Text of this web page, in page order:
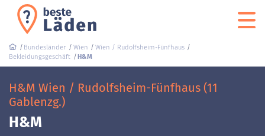
Bundesländer Wien
Wien / Rudolfsheim-Fünfhaus
Bekleidungsgeschäft
H&M
H&M Wien / Rudolfsheim-Fünfhaus (11
Gablenzg.)
H&M